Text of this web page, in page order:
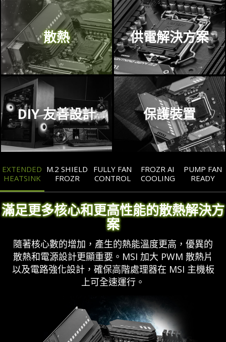
散熱 供電解決方案
DIY 友善設計 保護裝置
EXTENDED
HEATSINK
M.2 SHIELD
FROZR
FULLY FAN
CONTROL
FROZR AI
COOLING
PUMP FAN
READY
滿足更多核心和更高性能的散熱解決方
案
隨著核心數的增加，產生的熱能溫度更高，優異的
散熱和電源設計更顯重要。MSI 加大 PWM 散熱片
以及電路強化設計，確保高階處理器在 MSI 主機板
上可全速運行。